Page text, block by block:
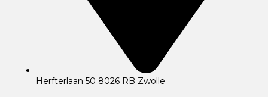
Herfterlaan 50 8026 RB Zwolle